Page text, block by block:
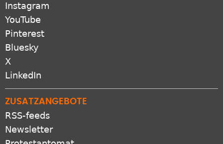
Instagram
YouTube
Pinterest
Bluesky
X
LinkedIn
ZUSATZANGEBOTE
RSS-feeds
Newsletter